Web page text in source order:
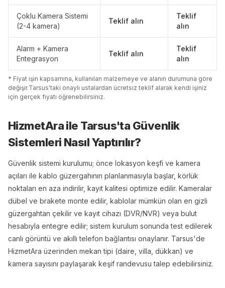
Çoklu Kamera Sistemi
(2-4 kamera)
Teklif alın
Teklif
alın
Alarm + Kamera
Entegrasyon
Teklif alın
Teklif
alın
* Fiyat işin kapsamına, kullanılan malzemeye ve alanın durumuna göre
değişir.Tarsus'taki onaylı ustalardan ücretsiz teklif alarak kendi işiniz
için gerçek fiyatı öğrenebilirsiniz.
HizmetAra ile Tarsus'ta Güvenlik
Sistemleri Nasıl Yaptırılır?
Güvenlik sistemi kurulumu; önce lokasyon keşfi ve kamera
açıları ile kablo güzergahının planlanmasıyla başlar, körlük
noktaları en aza indirilir, kayıt kalitesi optimize edilir. Kameralar
dübel ve brakete monte edilir, kablolar mümkün olan en gizli
güzergahtan çekilir ve kayıt cihazı (DVR/NVR) veya bulut
hesabıyla entegre edilir; sistem kurulum sonunda test edilerek
canlı görüntü ve akıllı telefon bağlantısı onaylanır. Tarsus'de
HizmetAra üzerinden mekan tipi (daire, villa, dükkan) ve
kamera sayısını paylaşarak keşif randevusu talep edebilirsiniz.